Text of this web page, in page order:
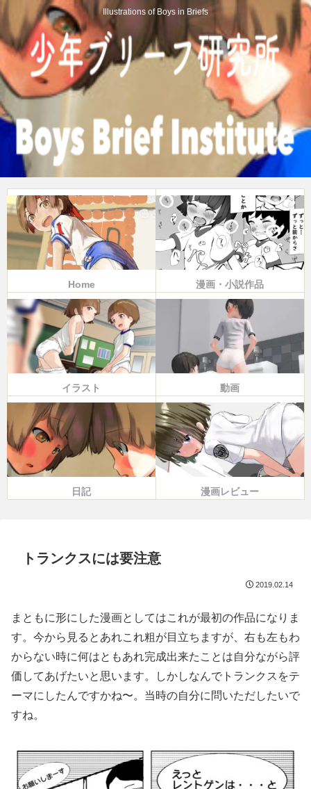
Illustrations of Boys in Briefs
Home 漫画・小説作品
イラスト 動画
日記 漫画レビュー
トランクスには要注意
2019.02.14
まともに形にした漫画としてはこれが最初の作品になりま
す。今から見るとあれこれ粗が目立ちますが、右も左もわ
からない時に何はともあれ完成出来たことは自分ながら評
価してあげたいと思います。しかしなんでトランクスをテ
ーマにしたんですかね〜。当時の自分に問いただしたいで
すね。